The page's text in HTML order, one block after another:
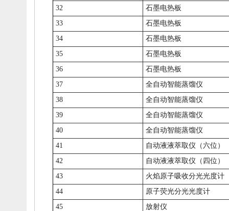
32
石墨电热板
33
石墨电热板
34
石墨电热板
35
石墨电热板
36
石墨电热板
37
全自动智能蒸馏仪
38
全自动智能蒸馏仪
39
全自动智能蒸馏仪
40
全自动智能蒸馏仪
41
自动液液萃取仪（六位）
42
自动液液萃取仪（四位）
43
火焰原子吸收分光光度计
44
原子荧光分光光度计
45
放射仪